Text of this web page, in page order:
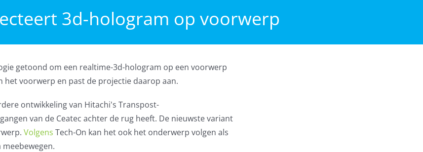
3d-hologram op voorwerp
getoond om een realtime-3d-hologram op een voorwerp
voorwerp en past de projectie daarop aan.
ontwikkeling van Hitachi's Transpost-
van de Ceatec achter de rug heeft. De nieuwste variant
Volgens Tech-On kan het ook het onderwerp volgen als